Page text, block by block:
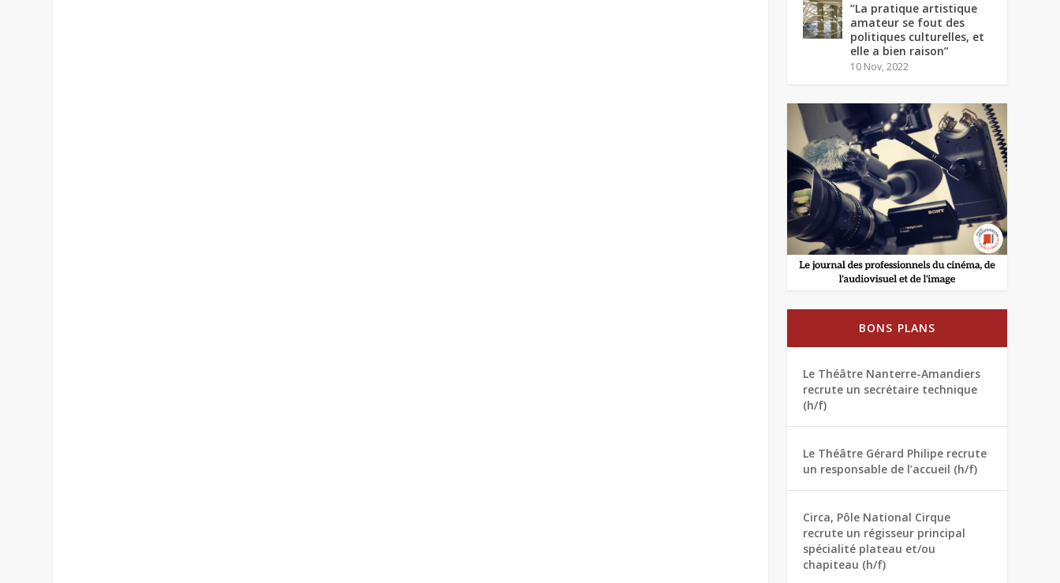
“La pratique artistique
amateur se fout des
politiques culturelles, et
elle a bien raison”
10 Nov, 2022
BONS PLANS
Le Théâtre Nanterre-Amandiers
recrute un secrétaire technique
(h/f)
Le Théâtre Gérard Philipe recrute
un responsable de l’accueil (h/f)
Circa, Pôle National Cirque
recrute un régisseur principal
spécialité plateau et/ou
chapiteau (h/f)